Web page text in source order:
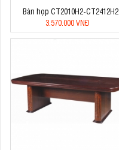
Bàn họp CT2010H2-CT2412H2
3.570.000 VNĐ